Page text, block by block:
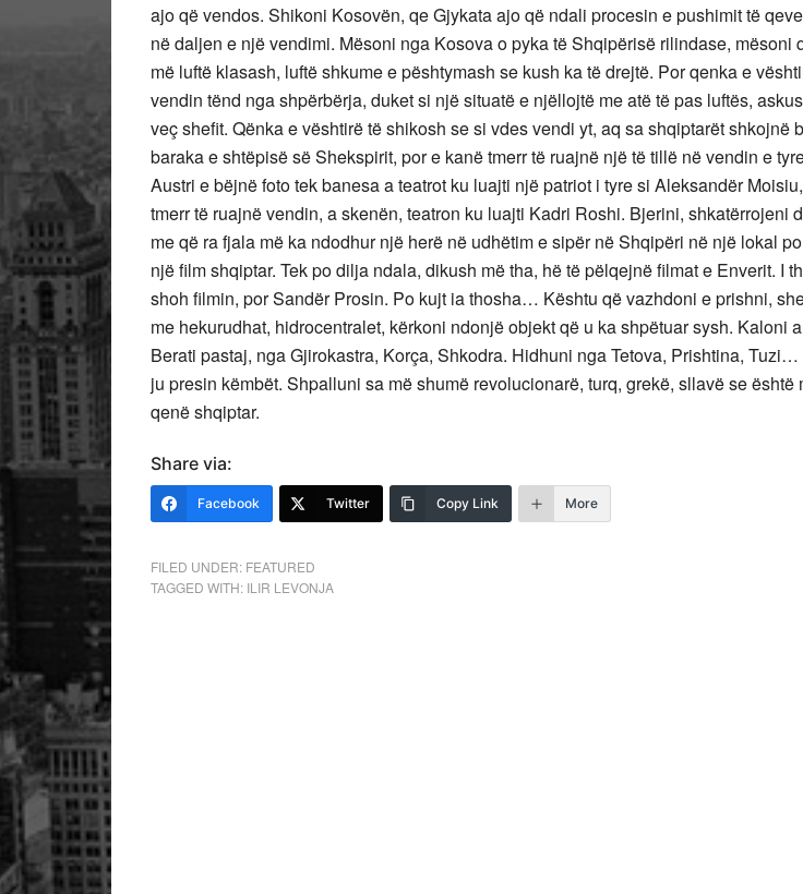
ajo që vendos. Shikoni Kosovën, qe Gjykata ajo që ndali procesin e pushimit të
në daljen e një vendimi. Mësoni nga Kosova o pyka të Shqipërisë rilindase, mësoni
më luftë klasash, luftë shkume e pështymash se kush ka të drejtë. Por qenka e
vendin tënd nga shpërbërja, duket si një situatë e njëllojtë me atë të pas luftës,
veç shefit. Qënka e vështirë të shikosh se si vdes vendi yt, aq sa shqiptarët shkojnë
baraka e shtëpisë së Shekspirit, por e kanë tmerr të ruajnë një të tillë në vendin e
Austri e bëjnë foto tek banesa a teatrot ku luajti një patriot i tyre si Aleksandër
tmerr të ruajnë vendin, a skenën, teatron ku luajti Kadri Roshi. Bjerini, shkatërrojeni
me që ra fjala më ka ndodhur një herë në udhëtim e sipër në Shqipëri në një lokal
një film shqiptar. Tek po dilja ndala, dikush më tha, hë të pëlqejnë filmat e Enverit. I
shoh filmin, por Sandër Prosin. Po kujt ia thosha… Kështu që vazhdoni e prishni,
me hekurudhat, hidrocentralet, kërkoni ndonjë objekt që u ka shpëtuar sysh. Kaloni
Berati pastaj, nga Gjirokastra, Korça, Shkodra. Hidhuni nga Tetova, Prishtina,
ju presin këmbët. Shpalluni sa më shumë revolucionarë, turq, grekë, sllavë se është
qenë shqiptar.
Share via:
Facebook Twitter Copy Link More
FILED UNDER: FEATURED
TAGGED WITH: ILIR LEVONJA